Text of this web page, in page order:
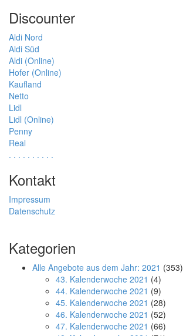
Discounter
Aldi Nord
Aldi Süd
Aldi (Online)
Hofer (Online)
Kaufland
Netto
Lidl
Lidl (Online)
Penny
Real
. . . . . . . . . .
Kontakt
Impressum
Datenschutz
Kategorien
Alle Angebote aus dem Jahr: 2021 (353)
43. Kalenderwoche 2021 (4)
44. Kalenderwoche 2021 (9)
45. Kalenderwoche 2021 (28)
46. Kalenderwoche 2021 (52)
47. Kalenderwoche 2021 (66)